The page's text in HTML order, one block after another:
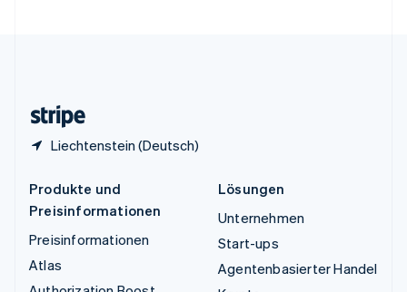
Liechtenstein (Deutsch)
Produkte und
Preisinformationen
Preisinformationen
Atlas
Lösungen
Unternehmen
Start-ups
Agentenbasierter Handel